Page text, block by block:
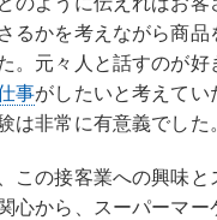
るかを考えながら商品
。元々人と話すのが好
事がしたいと考えてい
は非常に有意義でした。
この接客業への興味と
心から、スーパーマ